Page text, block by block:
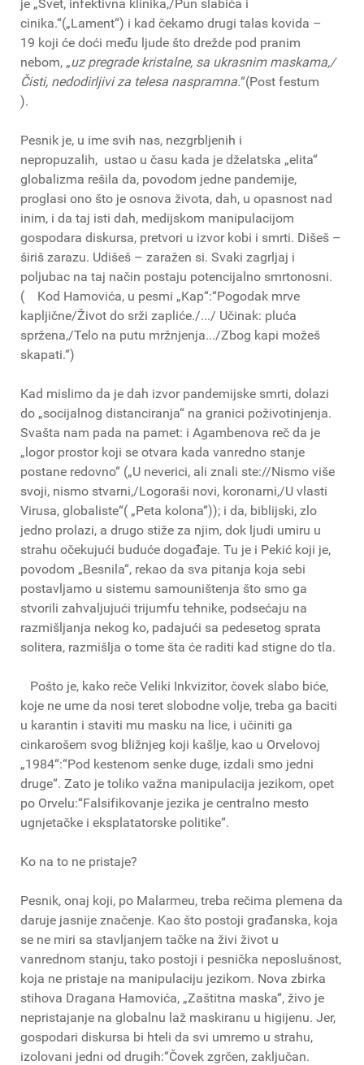
je „Svet, infektivna klinika,/Pun slabića i
cinika.“(„Lament“) i kad čekamo drugi talas kovida –
19 koji će doći među ljude što drežde pod pranim
nebom, „uz pregrade kristalne, sa ukrasnim maskama,/
Čisti, nedodirljivi za telesa naspramna.“(Post festum
).
Pesnik je, u ime svih nas, nezgrbljenih i
nepropuzalih, ustao u času kada je dželatska „elita“
globalizma rešila da, povodom jedne pandemije,
proglasi ono što je osnova života, dah, u opasnost nad
inim, i da taj isti dah, medijskom manipulacijom
gospodara diskursa, pretvori u izvor kobi i smrti. Dišeš –
širiš zarazu. Udišeš – zaražen si. Svaki zagrljaj i
poljubac na taj način postaju potencijalno smrtonosni.
( Kod Hamovića, u pesmi „Kap“:“Pogodak mrve
kapljične/Život do srži zapliće./.../ Učinak: pluća
spržena,/Telo na putu mržnjenja.../Zbog kapi možeš
skapati.“)
Kad mislimo da je dah izvor pandemijske smrti, dolazi
do „socijalnog distanciranja“ na granici poživotinjenja.
Svašta nam pada na pamet: i Agambenova reč da je
„logor prostor koji se otvara kada vanredno stanje
postane redovno“ („U neverici, ali znali ste://Nismo više
svoji, nismo stvarni,/Logoraši novi, koronarni,/U vlasti
Virusa, globaliste“( „Peta kolona“)); i da, biblijski, zlo
jedno prolazi, a drugo stiže za njim, dok ljudi umiru u
strahu očekujući buduće događaje. Tu je i Pekić koji je,
povodom „Besnila“, rekao da sva pitanja koja sebi
postavljamo u sistemu samouništenja što smo ga
stvorili zahvaljujući trijumfu tehnike, podsećaju na
razmišljanja nekog ko, padajući sa pedesetog sprata
solitera, razmišlja o tome šta će raditi kad stigne do tla.
Pošto je, kako reče Veliki Inkvizitor, čovek slabo biće,
koje ne ume da nosi teret slobodne volje, treba ga baciti
u karantin i staviti mu masku na lice, i učiniti ga
cinkarošem svog bližnjeg koji kašlje, kao u Orvelovoj
„1984“:“Pod kestenom senke duge, izdali smo jedni
druge“. Zato je toliko važna manipulacija jezikom, opet
po Orvelu:“Falsifikovanje jezika je centralno mesto
ugnjetačke i eksplatatorske politike“.
Ko na to ne pristaje?
Pesnik, onaj koji, po Malarmeu, treba rečima plemena da
daruje jasnije značenje. Kao što postoji građanska, koja
se ne miri sa stavljanjem tačke na živi život u
vanrednom stanju, tako postoji i pesnička neposlušnost,
koja ne pristaje na manipulaciju jezikom. Nova zbirka
stihova Dragana Hamovića, „Zaštitna maska“, živo je
nepristajanje na globalnu laž maskiranu u higijenu. Jer,
gospodari diskursa bi hteli da svi umremo u strahu,
izolovani jedni od drugih:“Čovek zgrčen, zaključan.